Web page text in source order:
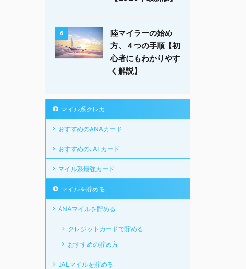
6
陸マイラーの始め
方、４つの手順【初
心者にもわかりやす
く解説】
マイル系クレカ
おすすめのANAカード
おすすめのJALカード
マイル系最強カード
マイルを貯める
ANAマイルを貯める
クレジットカードで貯める
おすすめの貯め方
JALマイルを貯める